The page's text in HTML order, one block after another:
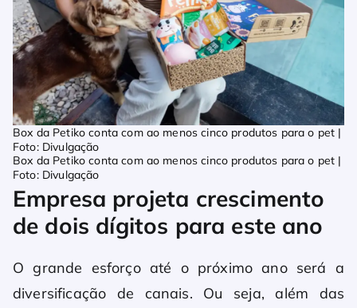
Box da Petiko conta com ao menos cinco produtos para o pet |
Foto: Divulgação
Box da Petiko conta com ao menos cinco produtos para o pet |
Foto: Divulgação
Empresa projeta crescimento
de dois dígitos para este ano
O grande esforço até o próximo ano será a
diversificação de canais. Ou seja, além das